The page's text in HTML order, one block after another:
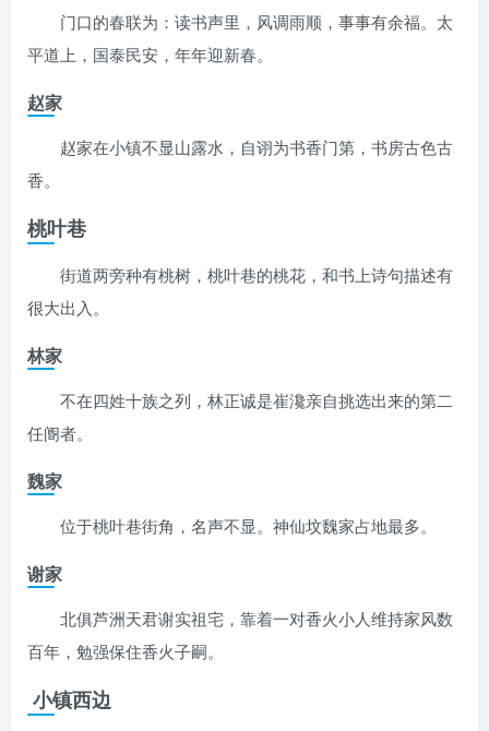
门口的春联为：读书声里，风调雨顺，事事有余福。太
平道上，国泰民安，年年迎新春。
赵家
赵家在小镇不显山露水，自诩为书香门第，书房古色古
香。
桃叶巷
街道两旁种有桃树，桃叶巷的桃花，和书上诗句描述有
很大出入。
林家
不在四姓十族之列，林正诚是崔瀺亲自挑选出来的第二
任阍者。
魏家
位于桃叶巷街角，名声不显。神仙坟魏家占地最多。
谢家
北俱芦洲天君谢实祖宅，靠着一对香火小人维持家风数
百年，勉强保住香火子嗣。
小镇西边